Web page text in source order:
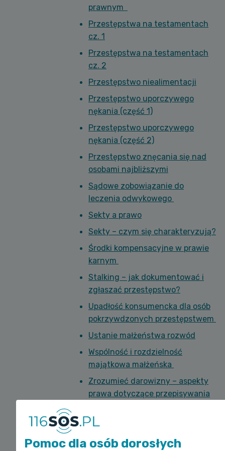
prawnym
Przestępstwa na testamentach
cz. 1
Przestępstwa na testamentach
cz. 2
Przestępstwo niealimentacji
Przestępstwo uporczywego
nękania (część 1)
Przestępstwo uporczywego
nękania (część 2)
Przestępstwo znęcania się nad
osobami najbliższymi
Sądowe zobowiązanie do
leczenia odwykowego
Sekty a prawo
Sekty – czym się charakteryzują?
Środki kompensacyjne w prawie
karnym
Stalking – jak dokumentować i
zgłaszać przestępstwo?
Upadłość konsumencka dla osób
pokrzywdzonych przestępstwem
Ustanie małżeństwa rozwód
Wspólność i rozdzielność
majątkowa małżeńska
Zrozumieć darowizny – aspekty
prawa dotyczące przepisywania
Pomoc dla osób dorosłych